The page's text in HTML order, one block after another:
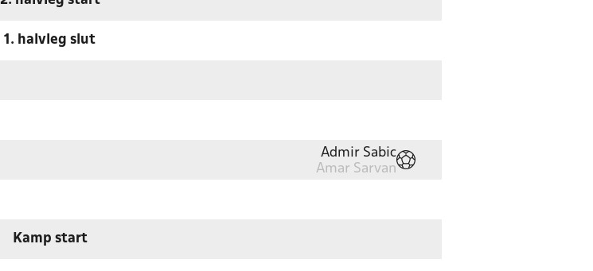
1. halvleg slut
Admir Sabic
Amar Sarvan
Kamp start